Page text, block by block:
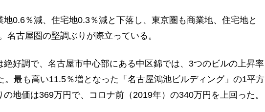
0.6％減、住宅地0.3％減と下落し、東京圏も商業地、住宅地と
名古屋圏の堅調ぶりが際立っている。
好調で、名古屋市中心部にある中区錦では、3つのビルの上昇率
。最も高い11.5％増となった「名古屋鴻池ビルディング」の1平方
の地価は369万円で、コロナ前（2019年）の340万円を上回った。